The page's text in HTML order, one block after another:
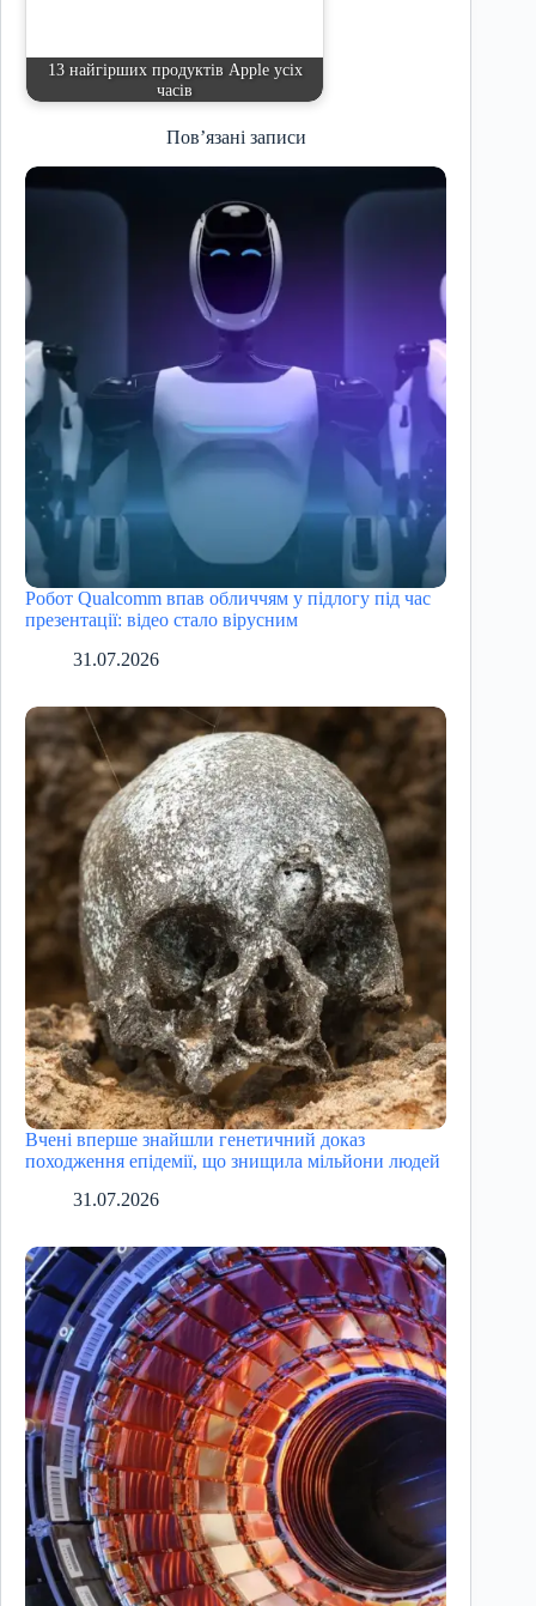
13 найгірших продуктів Apple усіх
часів
Пов’язані записи
Робот Qualcomm впав обличчям у підлогу під час
презентації: відео стало вірусним
31.07.2026
Вчені вперше знайшли генетичний доказ
походження епідемії, що знищила мільйони людей
31.07.2026